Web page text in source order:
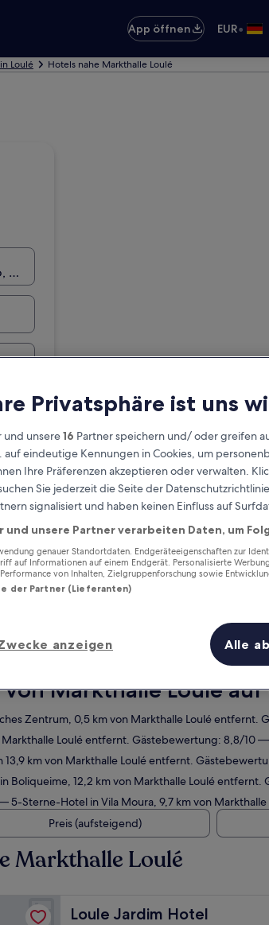
App öffnen EUR•
Loulé Hotels nahe Markthalle Loulé
Verdiene Prämien für
wahrgenommene
Morgen
Markthalle Loulé
Zentrum, 0,5 km von Markthalle Loulé entfernt.
Loulé entfernt. Gästebewertung: 8,8/10
km von Markthalle Loulé entfernt.
Boliqueime, 12,2 km von Markthalle Loulé
5-Sterne-Hotel in Vila Moura, 9,7 km von
Preis (aufsteigend)
Markthalle Loulé
Loule Jardim Hotel
Loule Jardim Hotel
Privatsphäre ist uns
und unsere16 Partner speichern und/ oder greifen
auf eindeutige Kennungen in Cookies, um
Ihre Präferenzen akzeptieren oder verwalten.
Sie jederzeit die Seite der
signalisiert und haben keinen Einfluss auf
und unsere Partner verarbeiten Daten, um
genauer Standortdaten. Endgeräteeigenschaften zur
auf Informationen auf einem Endgerät. Personalisierte
von Inhalten, Zielgruppenforschung sowie
der Partner (Lieferanten)
anzeigen Alle